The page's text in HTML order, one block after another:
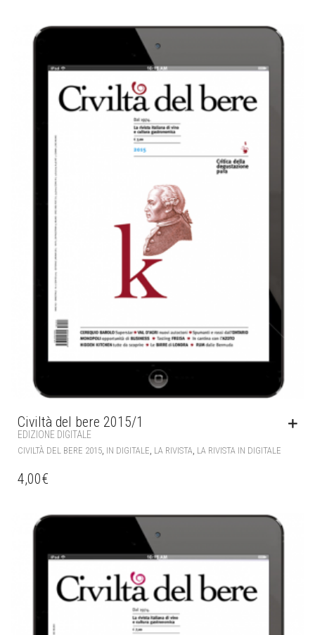
Civiltà del bere 2015/1
EDIZIONE DIGITALE
CIVILTÀ DEL BERE 2015, IN DIGITALE, LA RIVISTA, LA RIVISTA IN DIGITALE
4,00€